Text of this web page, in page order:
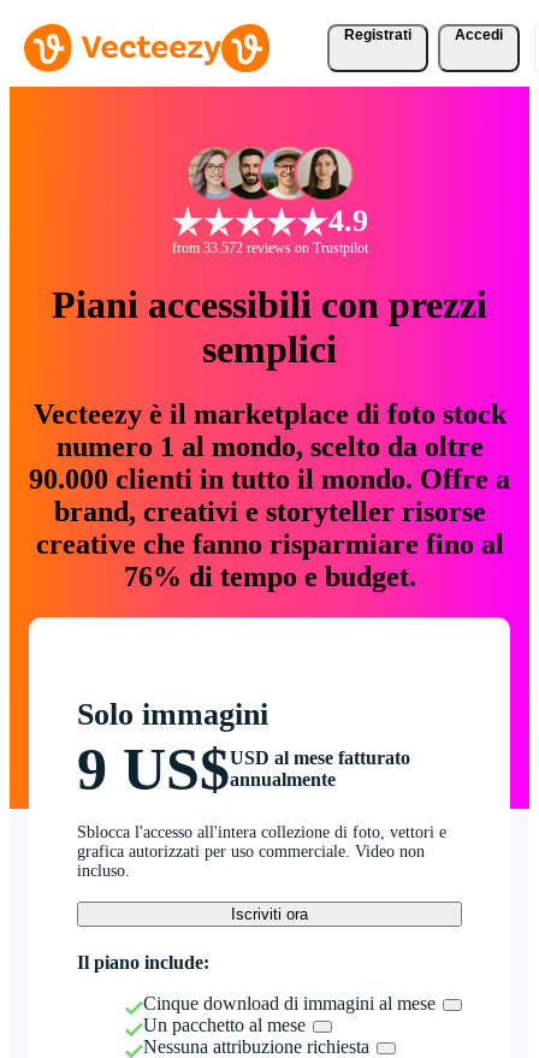
Registrati Accedi
4.9
from 33.572 reviews on Trustpilot
Piani accessibili con prezzi
semplici
Vecteezy è il marketplace di foto stock
numero 1 al mondo, scelto da oltre
90.000 clienti in tutto il mondo. Offre a
brand, creativi e storyteller risorse
creative che fanno risparmiare fino al
76% di tempo e budget.
Solo immagini
9 US$USD al mese fatturato
annualmente
Sblocca l'accesso all'intera collezione di foto, vettori e
grafica autorizzati per uso commerciale. Video non
incluso.
Iscriviti ora
Il piano include:
Cinque download di immagini al mese
Un pacchetto al mese
Nessuna attribuzione richiesta